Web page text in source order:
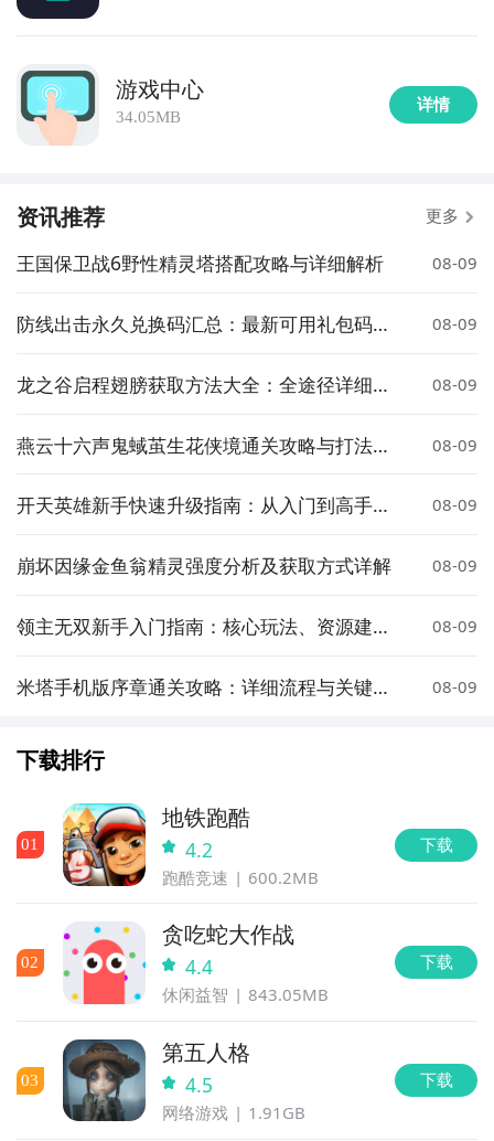
游戏中心
34.05MB
详情
资讯推荐 更多
王国保卫战6野性精灵塔搭配攻略与详细解析 08-09
防线出击永久兑换码汇总：最新可用礼包码大
08-09
龙之谷启程翅膀获取方法大全：全途径详细攻
08-09
燕云十六声鬼蜮茧生花侠境通关攻略与打法详
08-09
开天英雄新手快速升级指南：从入门到高手的
08-09
崩坏因缘金鱼翁精灵强度分析及获取方式详解 08-09
领主无双新手入门指南：核心玩法、资源建设
08-09
米塔手机版序章通关攻略：详细流程与关键技
08-09
下载排行
01
地铁跑酷
4.2
跑酷竞速 600.2MB
下载
02
贪吃蛇大作战
4.4
休闲益智 843.05MB
下载
03
第五人格
4.5
网络游戏 1.91GB
下载